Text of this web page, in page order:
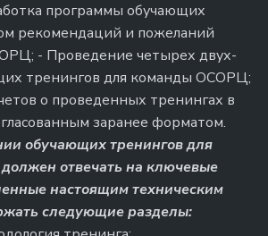
программы обучающих
рекомендаций и пожеланий
- Проведение четырех двух-
тренингов для команды ОСОРЦ;
о проведенных тренингах в
заранее форматом.
обучающих тренингов для
отвечать на ключевые
настоящим техническим
следующие разделы: